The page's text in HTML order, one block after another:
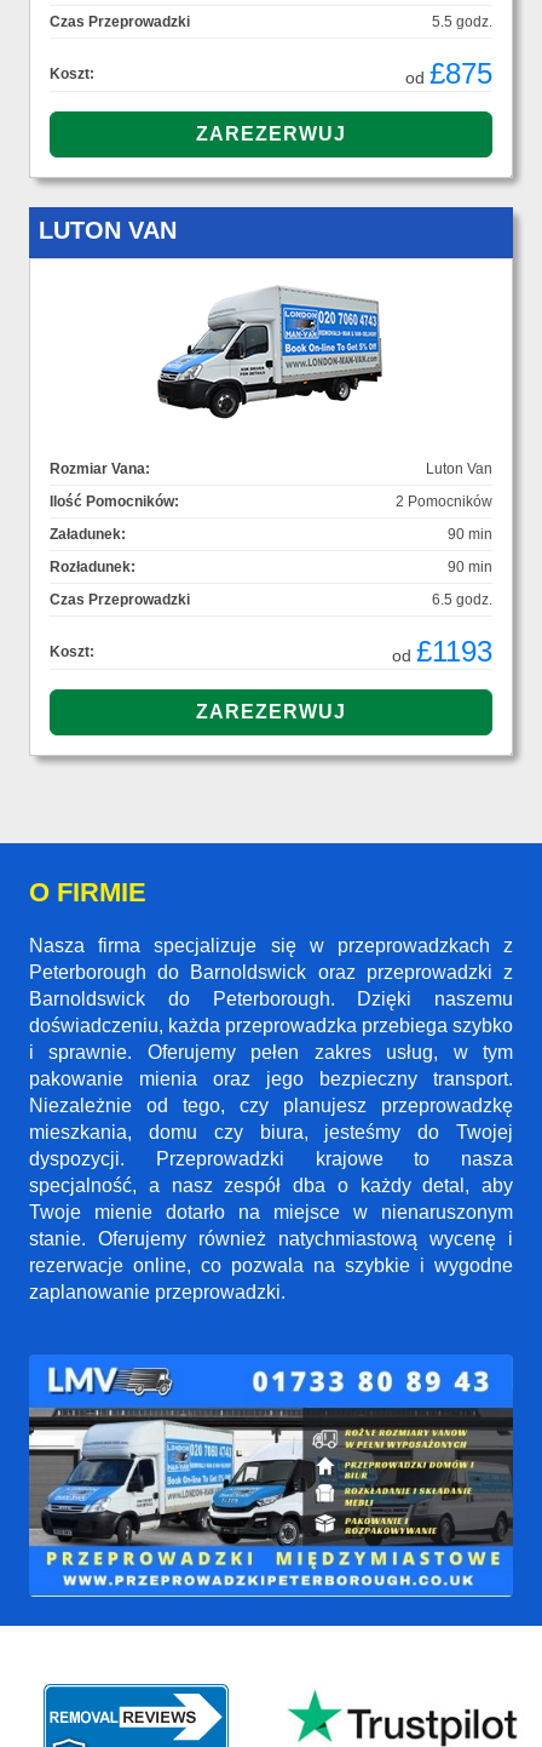
Czas Przeprowadzki
5.5 godz.
Koszt: od £875
LUTON VAN
Rozmiar Vana:
Luton Van
Ilość Pomocników:
2 Pomocników
Załadunek:
90 min
Rozładunek:
90 min
Czas Przeprowadzki
6.5 godz.
Koszt: od £1193
O FIRMIE
Nasza firma specjalizuje się w przeprowadzkach z
Peterborough do Barnoldswick oraz przeprowadzki z
Barnoldswick do Peterborough. Dzięki naszemu
doświadczeniu, każda przeprowadzka przebiega szybko
i sprawnie. Oferujemy pełen zakres usług, w tym
pakowanie mienia oraz jego bezpieczny transport.
Niezależnie od tego, czy planujesz przeprowadzkę
mieszkania, domu czy biura, jesteśmy do Twojej
dyspozycji. Przeprowadzki krajowe to nasza
specjalność, a nasz zespół dba o każdy detal, aby
Twoje mienie dotarło na miejsce w nienaruszonym
stanie. Oferujemy również natychmiastową wycenę i
rezerwacje online, co pozwala na szybkie i wygodne
zaplanowanie przeprowadzki.